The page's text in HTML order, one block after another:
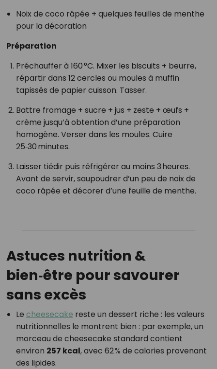
Noix de coco râpée + quelques feuilles de menthe
pour la décoration
Préparation
Préchauffer à 160 °C. Mixer les biscuits + beurre,
répartir dans 12 cercles ou moules à muffin
tapissés de papier cuisson. Tasser.
Battre fromage + sucre + jus + zeste + œufs +
crème jusqu’à obtention d’une préparation
homogène. Verser dans les moules. Cuire
25‑30 minutes.
Laisser tiédir puis réfrigérer au moins 3 heures.
Avant de servir, saupoudrer d’un peu de noix de
coco râpée et décorer d’une feuille de menthe.
Astuces nutrition &
bien‑être pour savourer
sans excès
Le cheesecake reste un dessert riche : les valeurs
nutritionnelles le montrent bien : par exemple, un
morceau de cheesecake standard contient
environ 257 kcal, avec 62 % de calories provenant
des lipides.